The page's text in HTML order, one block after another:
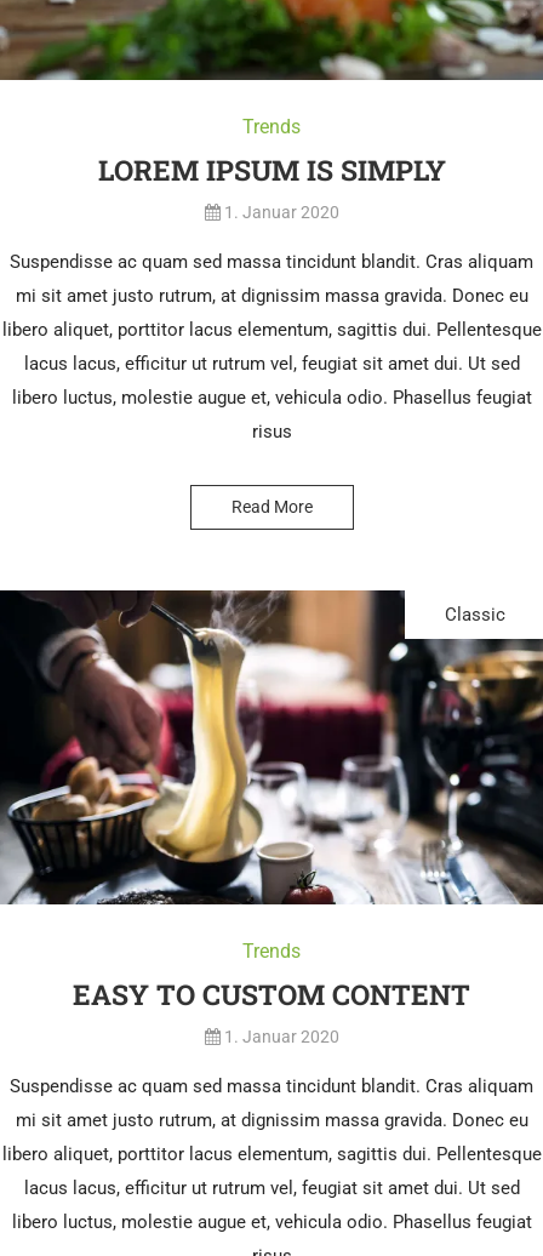
Trends
LOREM IPSUM IS SIMPLY
1. Januar 2020
Suspendisse ac quam sed massa tincidunt blandit. Cras aliquam
mi sit amet justo rutrum, at dignissim massa gravida. Donec eu
libero aliquet, porttitor lacus elementum, sagittis dui. Pellentesque
lacus lacus, efficitur ut rutrum vel, feugiat sit amet dui. Ut sed
libero luctus, molestie augue et, vehicula odio. Phasellus feugiat
risus
Read More
Trends
EASY TO CUSTOM CONTENT
Classic
1. Januar 2020
Suspendisse ac quam sed massa tincidunt blandit. Cras aliquam
mi sit amet justo rutrum, at dignissim massa gravida. Donec eu
libero aliquet, porttitor lacus elementum, sagittis dui. Pellentesque
lacus lacus, efficitur ut rutrum vel, feugiat sit amet dui. Ut sed
libero luctus, molestie augue et, vehicula odio. Phasellus feugiat